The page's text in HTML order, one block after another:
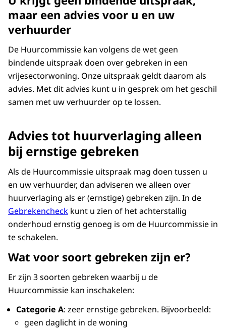
maar een advies voor u en uw
verhuurder
De Huurcommissie kan volgens de wet geen
bindende uitspraak doen over gebreken in een
vrijesectorwoning. Onze uitspraak geldt daarom als
advies. Met dit advies kunt u in gesprek om het geschil
samen met uw verhuurder op te lossen.
Advies tot huurverlaging alleen
bij ernstige gebreken
Als de Huurcommissie uitspraak mag doen tussen u
en uw verhuurder, dan adviseren we alleen over
huurverlaging als er (ernstige) gebreken zijn. In de
Gebrekencheck kunt u zien of het achterstallig
onderhoud ernstig genoeg is om de Huurcommissie in
te schakelen.
Wat voor soort gebreken zijn er?
Er zijn 3 soorten gebreken waarbij u de
Huurcommissie kan inschakelen:
Categorie A: zeer ernstige gebreken. Bijvoorbeeld:
geen daglicht in de woning